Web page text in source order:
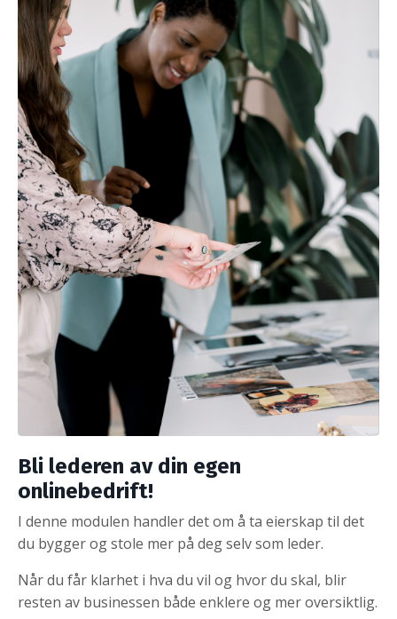
Bli lederen av din egen
onlinebedrift!
I denne modulen handler det om å ta eierskap til det
du bygger og stole mer på deg selv som leder.
Når du får klarhet i hva du vil og hvor du skal, blir
resten av businessen både enklere og mer oversiktlig.